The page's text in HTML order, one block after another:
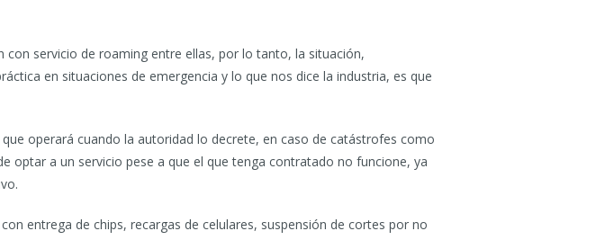
con servicio de roaming entre ellas, por lo tanto, la situación,
en situaciones de emergencia y lo que nos dice la industria, es que
operará cuando la autoridad lo decrete, en caso de catástrofes como
optar a un servicio pese a que el que tenga contratado no funcione, ya
entrega de chips, recargas de celulares, suspensión de cortes por no